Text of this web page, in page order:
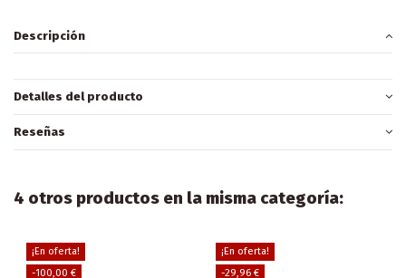
Descripción
Detalles del producto
Reseñas
4 otros productos en la misma categoría:
¡En oferta!
-100,00 €
¡En oferta!
-29,96 €